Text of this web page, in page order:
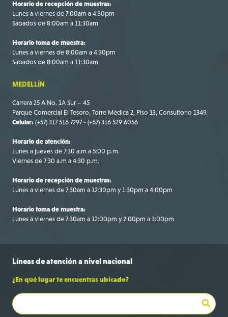
Horario de recepción de muestras:
Lunes a viernes de 7:00am a 4:30pm
Sábados de 8:00am a 11:30am
Horario toma de muestra:
Lunes a viernes de 8:00am a 4:30pm
Sábados de 8:00am a 11:30am
MEDELLÍN
Carrera 25 A No. 1A Sur – 45
Parque Comercial El Tesoro, Torre Médica 2, Piso 13, Consultorio 1349.
Celular: (+57) 317 516 7297 - (+57) 316 529 6056
Horario de atención:
Lunes a jueves de 7:30 a.m a 5:00 p.m.
Viernes de 7:30 a.m a 4:30 p.m.
Horario de recepción de muestras:
Lunes a viernes de 7:30am a 12:30pm y 1:30pm a 4:00pm
Horario toma de muestra:
Lunes a viernes de 7:30am a 12:00pm y 2:00pm a 3:00pm
Líneas deatención anivel nacional
¿En qué lugar te encuentras ubicado?